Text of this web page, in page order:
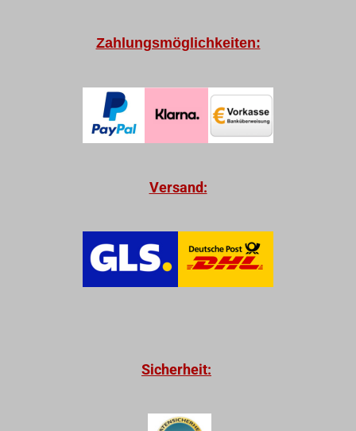
Zahlungsmöglichkeiten:
Versand:
Sicherheit: